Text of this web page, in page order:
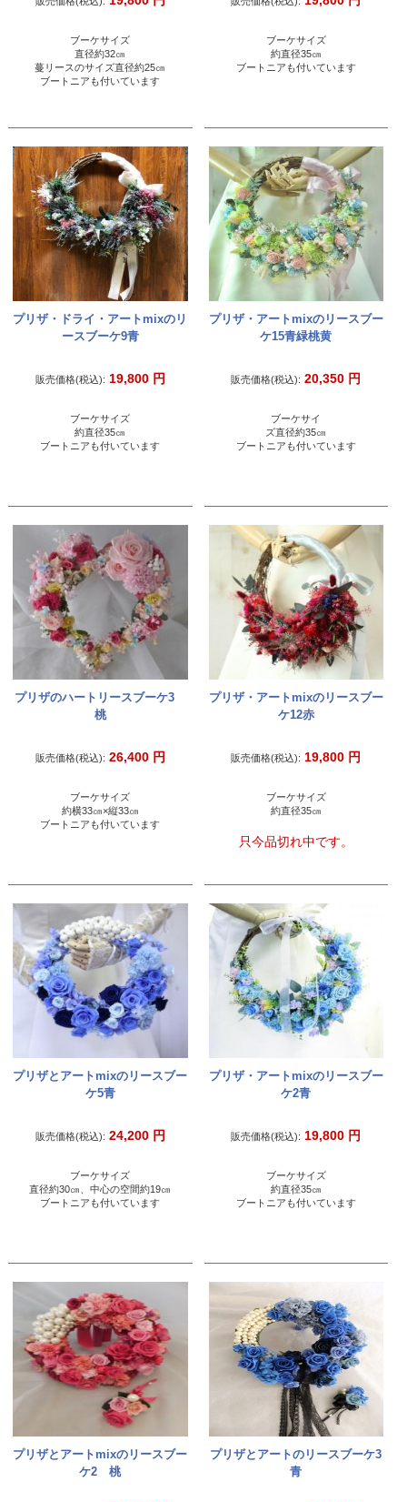
ブーケサイズ
直径約32㎝
蔓リースのサイズ直径約25㎝
ブートニアも付いています
ブーケサイズ
約直径35㎝
ブートニアも付いています
プリザ・ドライ・アートmixのリ
ースブーケ9青
販売価格(税込): 19,800 円
ブーケサイズ
約直径35㎝
ブートニアも付いています
プリザ・アートmixのリースブー
ケ15青緑桃黄
販売価格(税込): 20,350 円
ブーケサイ
ズ直径約35㎝
ブートニアも付いています
プリザのハートリースブーケ3
桃
販売価格(税込): 26,400 円
ブーケサイズ
約横33㎝×縦33㎝
ブートニアも付いています
プリザ・アートmixのリースブー
ケ12赤
販売価格(税込): 19,800 円
ブーケサイズ
約直径35㎝
只今品切れ中です。
プリザとアートmixのリースブー
ケ5青
販売価格(税込): 24,200 円
ブーケサイズ
直径約30㎝、中心の空間約19㎝
ブートニアも付いています
プリザ・アートmixのリースブー
ケ2青
販売価格(税込): 19,800 円
ブーケサイズ
約直径35㎝
ブートニアも付いています
プリザとアートmixのリースブー
ケ2 桃
プリザとアートのリースブーケ3
青